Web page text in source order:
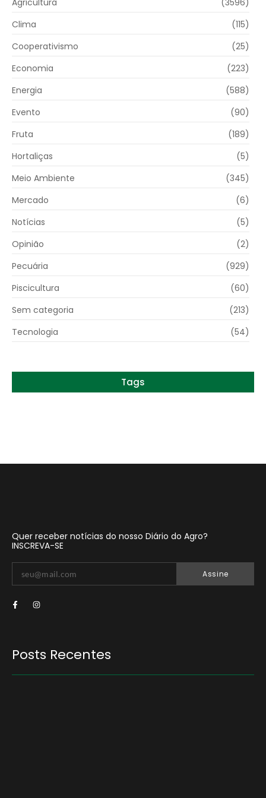
Clima
(115)
Cooperativismo
(25)
Economia
(223)
Energia
(588)
Evento
(90)
Fruta
(189)
Hortaliças
(5)
Meio Ambiente
(345)
Mercado
(6)
Notícias
(5)
Opinião
(2)
Pecuária
(929)
Piscicultura
(60)
Sem categoria
(213)
Tecnologia
(54)
Tags
Quer receber notícias do nosso Diário do Agro?
INSCREVA-SE
Assine
Posts Recentes